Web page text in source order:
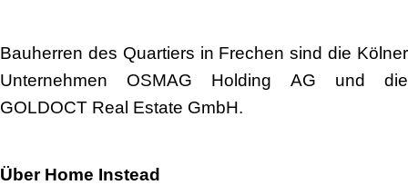
Bauherren des Quartiers in Frechen sind die Kölner
Unternehmen OSMAG Holding AG und die
GOLDOCT Real Estate GmbH.
Über Home Instead